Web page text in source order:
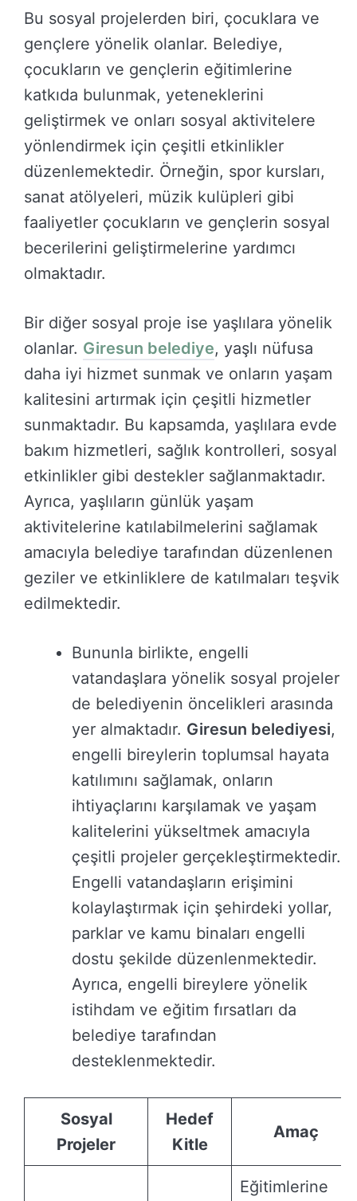
Bu sosyal projelerden biri, çocuklara ve
gençlere yönelik olanlar. Belediye,
çocukların ve gençlerin eğitimlerine
katkıda bulunmak, yeteneklerini
geliştirmek ve onları sosyal aktivitelere
yönlendirmek için çeşitli etkinlikler
düzenlemektedir. Örneğin, spor kursları,
sanat atölyeleri, müzik kulüpleri gibi
faaliyetler çocukların ve gençlerin sosyal
becerilerini geliştirmelerine yardımcı
olmaktadır.
Bir diğer sosyal proje ise yaşlılara yönelik
olanlar. Giresun belediye, yaşlı nüfusa
daha iyi hizmet sunmak ve onların yaşam
kalitesini artırmak için çeşitli hizmetler
sunmaktadır. Bu kapsamda, yaşlılara evde
bakım hizmetleri, sağlık kontrolleri, sosyal
etkinlikler gibi destekler sağlanmaktadır.
Ayrıca, yaşlıların günlük yaşam
aktivitelerine katılabilmelerini sağlamak
amacıyla belediye tarafından düzenlenen
geziler ve etkinliklere de katılmaları teşvik
edilmektedir.
Bununla birlikte, engelli
vatandaşlara yönelik sosyal projeler
de belediyenin öncelikleri arasında
yer almaktadır. Giresun belediyesi,
engelli bireylerin toplumsal hayata
katılımını sağlamak, onların
ihtiyaçlarını karşılamak ve yaşam
kalitelerini yükseltmek amacıyla
çeşitli projeler gerçekleştirmektedir.
Engelli vatandaşların erişimini
kolaylaştırmak için şehirdeki yollar,
parklar ve kamu binaları engelli
dostu şekilde düzenlenmektedir.
Ayrıca, engelli bireylere yönelik
istihdam ve eğitim fırsatları da
belediye tarafından
desteklenmektedir.
Sosyal
Projeler
Hedef
Kitle
Amaç
Eğitimlerine